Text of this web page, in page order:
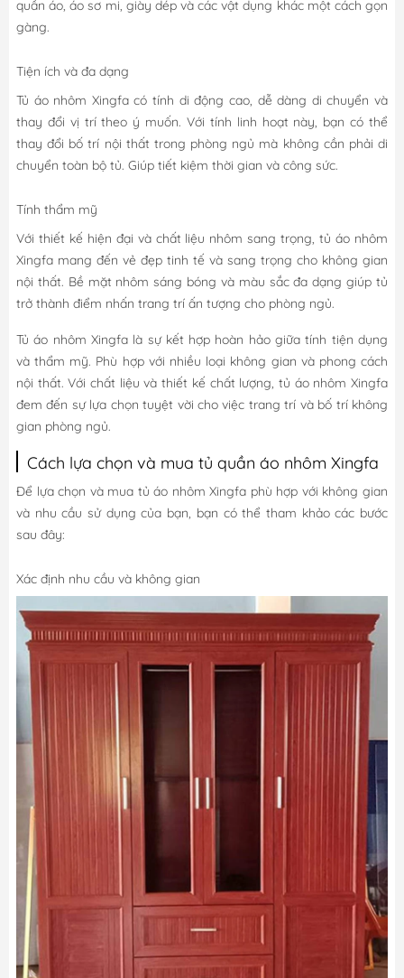
quần áo, áo sơ mi, giày dép và các vật dụng khác một cách gọn
gàng.
Tiện ích và đa dạng
Tủ áo nhôm Xingfa có tính di động cao, dễ dàng di chuyển và
thay đổi vị trí theo ý muốn. Với tính linh hoạt này, bạn có thể
thay đổi bố trí nội thất trong phòng ngủ mà không cần phải di
chuyển toàn bộ tủ. Giúp tiết kiệm thời gian và công sức.
Tính thẩm mỹ
Với thiết kế hiện đại và chất liệu nhôm sang trọng, tủ áo nhôm
Xingfa mang đến vẻ đẹp tinh tế và sang trọng cho không gian
nội thất. Bề mặt nhôm sáng bóng và màu sắc đa dạng giúp tủ
trở thành điểm nhấn trang trí ấn tượng cho phòng ngủ.
Tủ áo nhôm Xingfa là sự kết hợp hoàn hảo giữa tính tiện dụng
và thẩm mỹ. Phù hợp với nhiều loại không gian và phong cách
nội thất. Với chất liệu và thiết kế chất lượng, tủ áo nhôm Xingfa
đem đến sự lựa chọn tuyệt vời cho việc trang trí và bố trí không
gian phòng ngủ.
Cách lựa chọn và mua tủ quần áo nhôm Xingfa
Để lựa chọn và mua tủ áo nhôm Xingfa phù hợp với không gian
và nhu cầu sử dụng của bạn, bạn có thể tham khảo các bước
sau đây:
Xác định nhu cầu và không gian